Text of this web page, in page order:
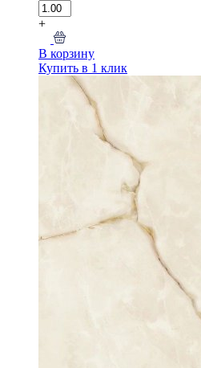
+
В корзину
Купить в 1 клик